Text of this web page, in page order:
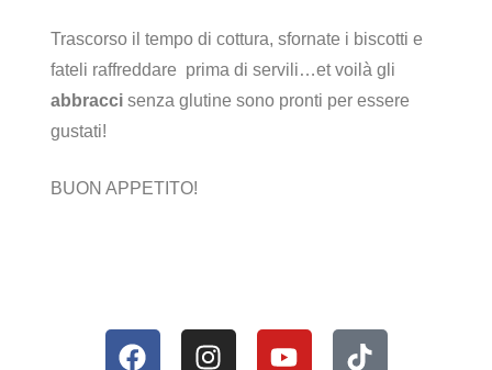
Trascorso il tempo di cottura, sfornate i biscotti e
fateli raffreddare prima di servili…et voilà gli
abbraccisenza glutine sono pronti per essere
gustati!
BUON APPETITO!